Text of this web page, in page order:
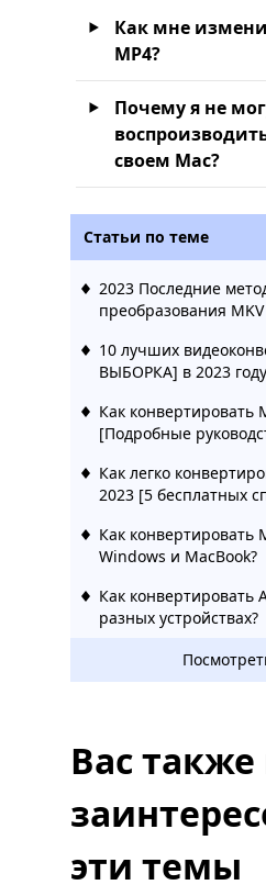
Как мне
MP4?
Почему я не
своем Mac?
Статьи по теме
2023 Последние
преобразования
10 лучших
ВЫБОРКА] в 2023 году
Как конвертировать
[Подробные
Как легко
2023 [5 бесплатных
Как конвертировать
Windows и MacBook?
Как конвертировать
разных устройствах?
Простые способы
WebM в MP4
[5 лучших способов]
Как конвертировать
удивительных
Вас также
эти темы